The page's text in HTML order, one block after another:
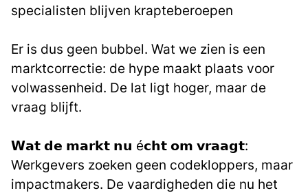
specialisten blijven krapteberoepen
Er is dus geen bubbel. Wat we zien is een
marktcorrectie: de hype maakt plaats voor
volwassenheid. De lat ligt hoger, maar de
vraag blijft.
𝗪𝗮𝘁 𝗱𝗲 𝗺𝗮𝗿𝗸𝘁 𝗻𝘂 é𝗰𝗵𝘁 𝗼𝗺 𝘃𝗿𝗮𝗮𝗴𝘁:
Werkgevers zoeken geen codekloppers, maar
impactmakers. De vaardigheden die nu het